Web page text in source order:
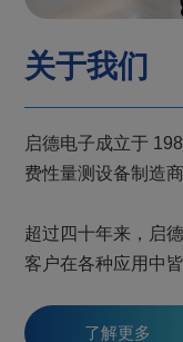
关于我们
启德电子成立于
费性量测设备制造商
超过四十年来，启
客户在各种应用中
了解更多